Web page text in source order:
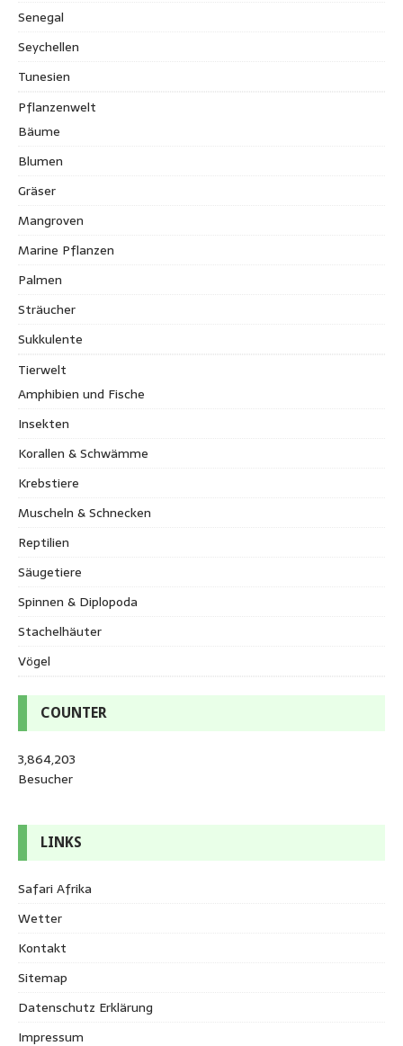
Senegal
Seychellen
Tunesien
Pflanzenwelt
Bäume
Blumen
Gräser
Mangroven
Marine Pflanzen
Palmen
Sträucher
Sukkulente
Tierwelt
Amphibien und Fische
Insekten
Korallen & Schwämme
Krebstiere
Muscheln & Schnecken
Reptilien
Säugetiere
Spinnen & Diplopoda
Stachelhäuter
Vögel
COUNTER
3,864,203
Besucher
LINKS
Safari Afrika
Wetter
Kontakt
Sitemap
Datenschutz Erklärung
Impressum